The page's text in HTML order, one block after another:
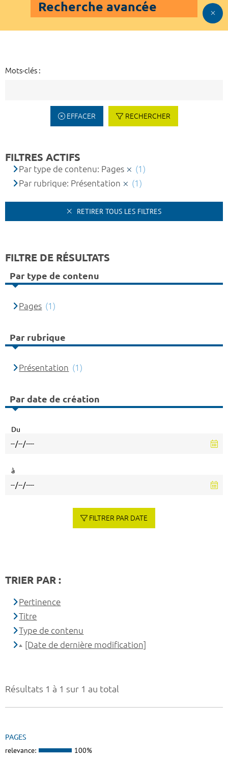
Recherche avancée
Mots-clés :
EFFACER RECHERCHER
Résultats 1 à 1 sur 1 au total
PAGES
relevance: 100%
FILTRES ACTIFS
Par type de contenu: Pages
(1)
Par rubrique: Présentation
(1)
RETIRER TOUS LES FILTRES
FILTRE DE RÉSULTATS
Par type de contenu
Pages (1)
Par rubrique
Présentation (1)
Par date de création
Du
à
FILTRER PAR DATE
TRIER PAR :
Pertinence
Titre
Type de contenu
[Date de dernière modification]